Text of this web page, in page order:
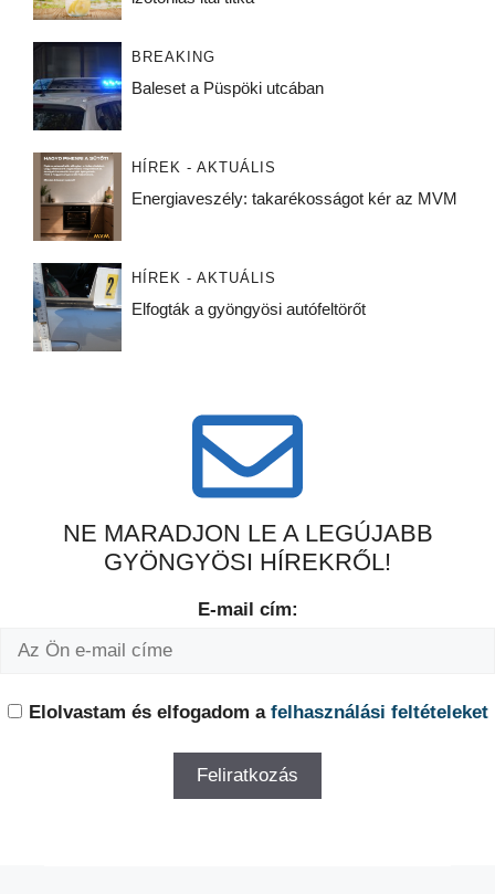
BREAKING
Baleset a Püspöki utcában
HÍREK - AKTUÁLIS
Energiaveszély: takarékosságot kér az MVM
HÍREK - AKTUÁLIS
Elfogták a gyöngyösi autófeltörőt
NE MARADJON LE A LEGÚJABB
GYÖNGYÖSI HÍREKRŐL!
E-mail cím:
Elolvastam és elfogadom a felhasználási feltételeket